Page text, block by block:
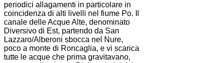
periodici allagamenti in particolare in
coincidenza di alti livelli nel fiume Po. Il
canale delle Acque Alte, denominato
Diversivo di Est, partendo da San
Lazzaro/Alberoni sbocca nel Nure,
poco a monte di Roncaglia, e vi scarica
tutte le acque che prima gravitavano,